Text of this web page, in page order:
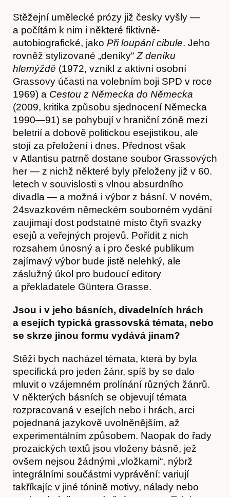
Hostcast
Akce
Stěžejní umělecké prózy již česky vyšly —
a počítám k nim i některé fiktivně-
autobiografické, jako Při loupání cibule. Jeho
rovněž stylizované „deníky“ Z deníku
hlemýždě (1972, vznikl z aktivní osobní
Grassovy účasti na volebním boji SPD v roce
1969) a Cestou z Německa do Německa
(2009, kritika způsobu sjednocení Německa
1990—91) se pohybují v hraniční zóně mezi
beletrií a dobově politickou esejistikou, ale
stojí za přeložení i dnes. Přednost však
v Atlantisu patrně dostane soubor Grassových
her — z nichž některé byly přeloženy již v 60.
letech v souvislosti s vlnou absurdního
divadla — a možná i výbor z básní. V novém,
24svazkovém německém souborném vydání
zaujímají dost podstatné místo čtyři svazky
esejů a veřejných projevů. Pořídit z nich
rozsahem únosný a i pro české publikum
zajímavý výbor bude jistě nelehký, ale
záslužný úkol pro budoucí editory
a překladatele Güntera Grasse.
Jsou i v jeho básních, divadelních hrách
a esejích typická grassovská témata, nebo
se skrze jinou formu vydává jinam?
Stěží bych nacházel témata, která by byla
specifická pro jeden žánr, spíš by se dalo
mluvit o vzájemném prolínání různých žánrů.
V některých básních se objevují témata
rozpracovaná v esejích nebo i hrách, arci
pojednaná jazykově uvolněnějším, až
experimentálním způsobem. Naopak do řady
prozaických textů jsou vloženy básně, jež
ovšem nejsou žádnými „vložkami“, nýbrž
integrálními součástmi vyprávění: variují
takříkajíc v jiné tónině motivy, nálady nebo